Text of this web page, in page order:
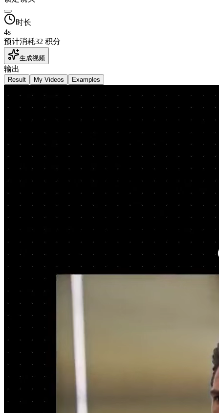
时长
4s
预计消耗32 积分
生成视频
输出
Result My Videos Examples